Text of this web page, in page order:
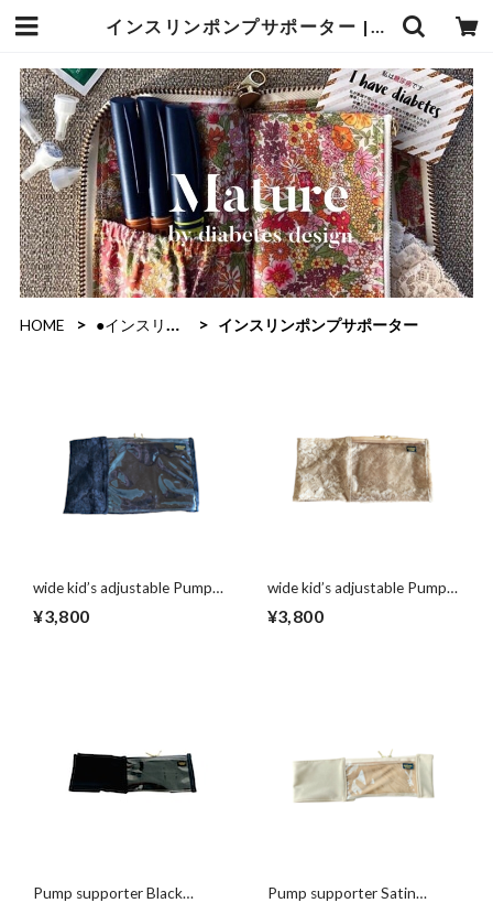
インスリンポンプサポーター | mature by ndesign
HOME ●インスリンポンプ インスリンポンプサポーター
wide kid’s adjustable Pump
ー ブラック
¥3,800
wide kid’s adjustable Pump
ー ベージュ
¥3,800
Pump supporter Black
Pump supporter Satin